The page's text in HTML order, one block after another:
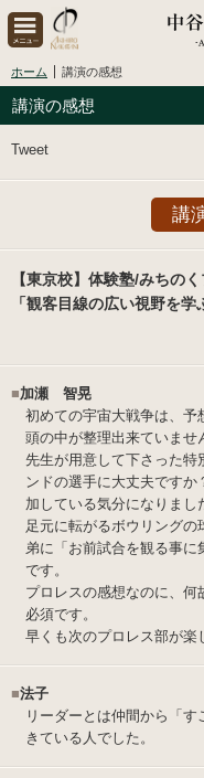
ホーム 講演の感想
講演の感想
Tweet
講
【東京校】体験塾/みちの
「観客目線の広い視野を
■加瀬 智晃
初めての宇宙大戦争は、予
頭の中が整理出来ていませ
先生が用意して下さった特
ンドの選手に大丈夫です
加している気分になりまし
足元に転がるボウリング
弟に「お前試合を観る事
です。
プロレスの感想なのに、
必須です。
早くも次のプロレス部が楽
■法子
リーダーとは仲間から「
きている人でした。